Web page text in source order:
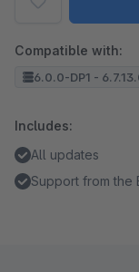
Compatible with:
6.0.0-DP1 -
Includes:
All updates
Support from the